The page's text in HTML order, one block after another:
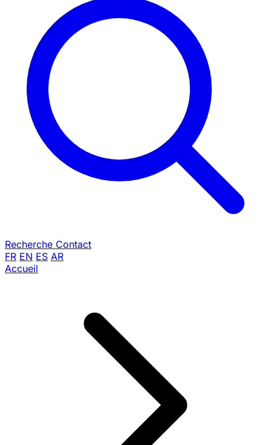
Recherche Contact
FR EN ES AR
Accueil